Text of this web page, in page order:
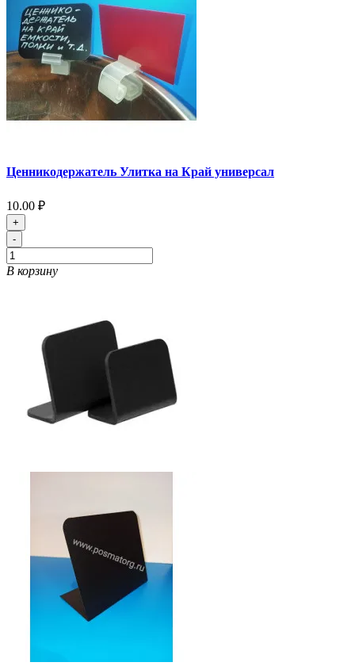
Ценникодержатель Улитка на Край универсал
10.00 ₽
+
-
В корзину